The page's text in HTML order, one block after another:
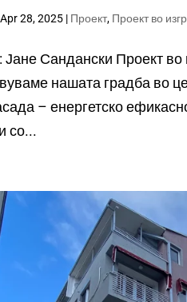
Apr 28, 2025 | Проект, Проект во
Јане Сандански Проект
нашата градба
– енергетско
со...